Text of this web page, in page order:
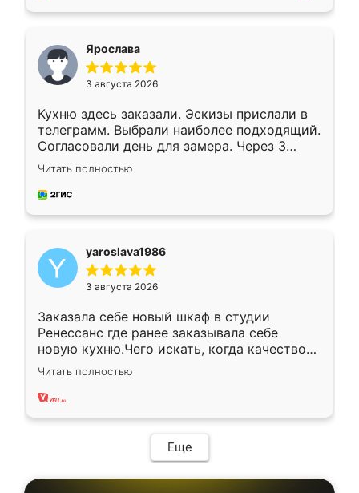
Ярослава
3 августа 2026
Кухню здесь заказали. Эскизы прислали в
телеграмм. Выбрали наиболее подходящий.
Согласовали день для замера. Через 3
недели кухня была уже готова. Остались
довольны работой. Спасибо Ренессанс
мебель за качественную работу!
Читать полностью
yaroslava1986
3 августа 2026
Заказала себе новый шкаф в студии
Ренессанс где ранее заказывала себе
новую кухню.Чего искать, когда качеством
вполне довольна. Служит кухня уже почти
два года, нареканий нет.
Читать полностью
Еще